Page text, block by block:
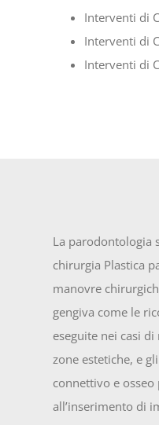
Interventi di
Interventi di
Interventi di
La parodontologia
chirurgia Plastica
manovre
gengiva come le
eseguite nei casi
zone estetiche, e
connettivo e
all’inserimento di